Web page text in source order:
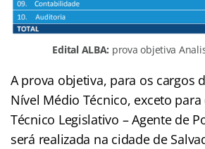
Edital ALBA: prova objetiva
A prova objetiva, para os cargos
Nível Médio Técnico, exceto
Técnico Legislativo – Agente de
será realizada na cidade de